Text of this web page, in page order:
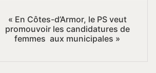
« En Côtes-d’Armor, le PS veut
promouvoir les candidatures de
femmes aux municipales »